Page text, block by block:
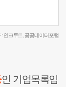
: 인크루트 공공데이터포털
인 기업목록입